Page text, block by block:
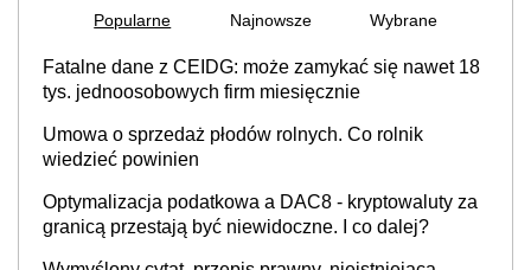
Popularne Najnowsze Wybrane
Fatalne dane z CEIDG: może zamykać się nawet 18
tys. jednoosobowych firm miesięcznie
Umowa o sprzedaż płodów rolnych. Co rolnik
wiedzieć powinien
Optymalizacja podatkowa a DAC8 - kryptowaluty za
granicą przestają być niewidoczne. I co dalej?